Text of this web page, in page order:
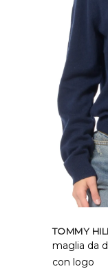
TOMMY
maglia da
con logo